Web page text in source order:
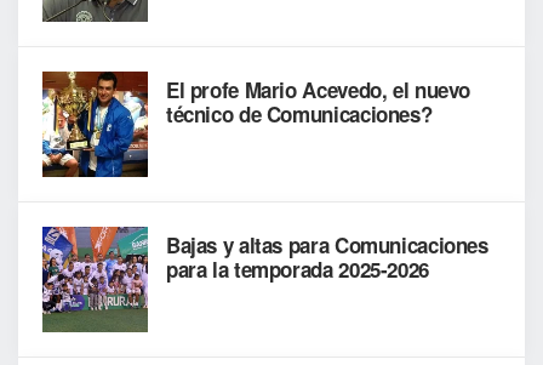
El profe Mario Acevedo, el nuevo
técnico de Comunicaciones?
Bajas y altas para Comunicaciones
para la temporada 2025-2026